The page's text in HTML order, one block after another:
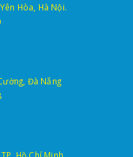
Hòa, Hà Nội.
Đà Nẵng